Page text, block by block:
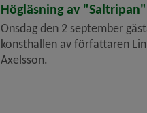
Högläsning av "Saltripan"
Onsdag den 2 september
konsthallen av författaren
Axelsson.